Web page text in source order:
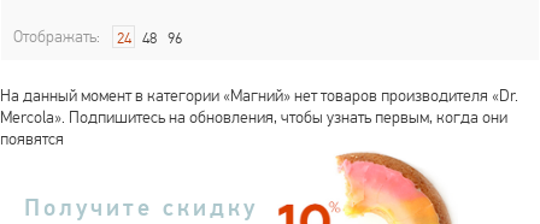
Отображать: 24 48 96
На данный момент в категории «Магний» нет товаров производителя «Dr.
Mercola». Подпишитесь на обновления, чтобы узнать первым, когда они
появятся
Получите скидку